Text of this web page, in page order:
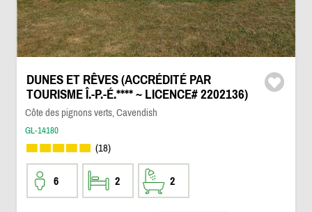
DUNES ET RÊVES (ACCRÉDITÉ PAR
TOURISME Î.-P.-É.**** ~ LICENCE# 2202136)
Côte des pignons verts, Cavendish
GL-14180
(18)
6 2 2